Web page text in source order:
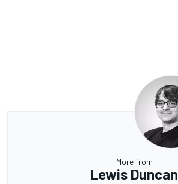
More from
Lewis Duncan